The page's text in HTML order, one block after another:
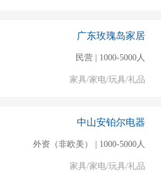
广东玫瑰岛家居
民营 | 1000-5000人
家具/家电/玩具/礼品
中山安铂尔电器
外资（非欧美） | 1000-5000人
家具/家电/玩具/礼品